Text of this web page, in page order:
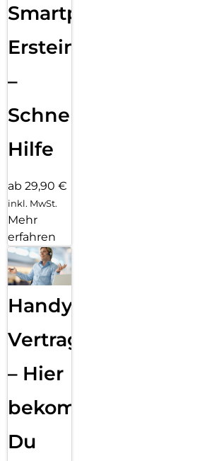
Smartphone
Ersteinrichtung
–
Schnelle
Hilfe
ab 29,90 €
inkl. MwSt.
Mehr
erfahren
Handy
Vertragsabwicklung
– Hier
bekommst
Du